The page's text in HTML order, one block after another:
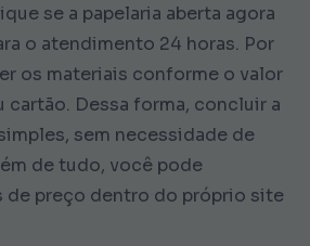
se a papelaria aberta agora
o atendimento 24 horas. Por
os materiais conforme o valor
cartão. Dessa forma, concluir a
sem necessidade de
de tudo, você pode
de preço dentro do próprio site